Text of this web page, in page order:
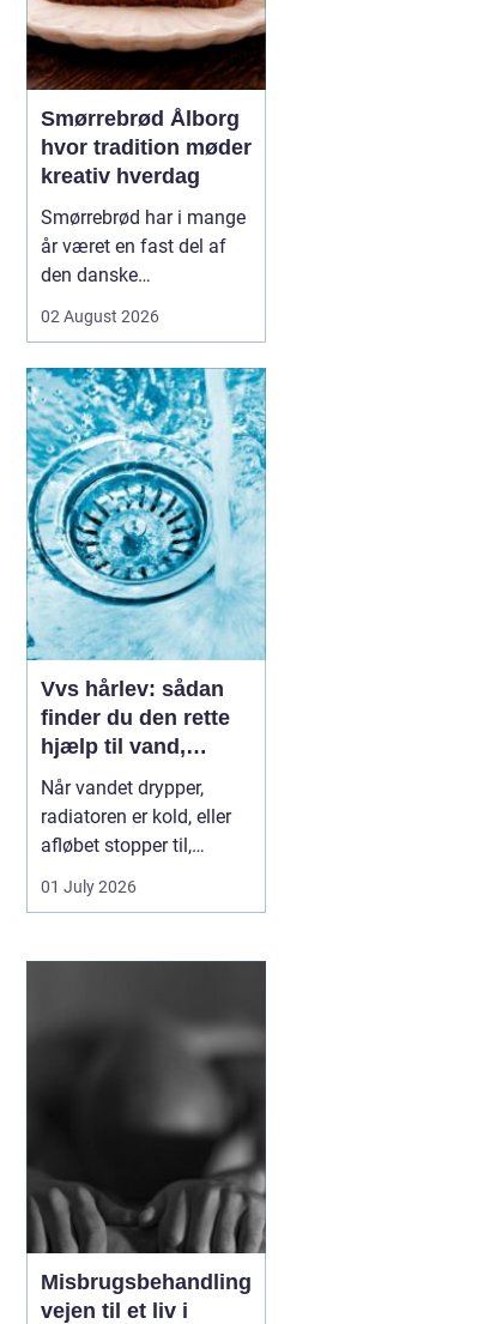
Smørrebrød Ålborg
hvor tradition møder
kreativ hverdag
Smørrebrød har i mange
år været en fast del af
den danske
Aalborg har klassikeren
en blanding af klassiske
stykker, lokale råvarer og
moderne anretninger, der
taler til både den travle
hverdag og de sæ...
02 August 2026
Vvs hårlev: sådan
finder du den rette
hjælp til vand,
varme og sanitet
Når vandet drypper,
radiatoren er kold, eller
afløbet stopper til,
mærker du hurtigt, hvor
afhængig du er af
installationer. I Hårlev og
rolle for både private
01 July 2026
Misbrugsbehandling
vejen til et liv i